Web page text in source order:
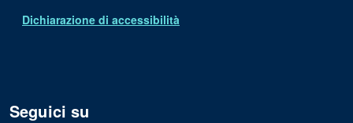
Dichiarazione di accessibilità
Seguici su